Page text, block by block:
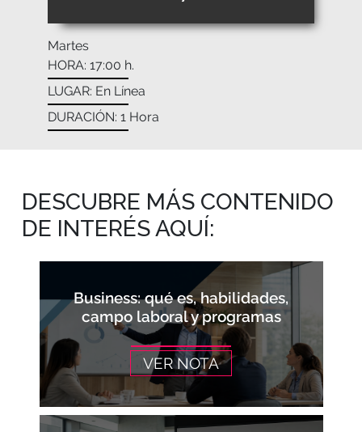
Martes
HORA: 17:00 h.
LUGAR: En Línea
DURACIÓN: 1 Hora
DESCUBRE MÁS CONTENIDO
DE INTERÉS AQUÍ:
Business: qué es, habilidades,
campo laboral y programas
VER NOTA